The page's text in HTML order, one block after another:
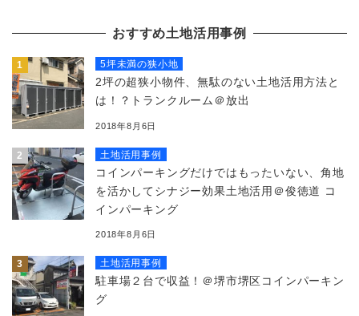
おすすめ土地活用事例
5坪未満の狭小地
2坪の超狭小物件、無駄のない土地活用方法と
は！？トランクルーム＠放出
2018年8月6日
土地活用事例
コインパーキングだけではもったいない、角地
を活かしてシナジー効果土地活用＠俊徳道 コ
インパーキング
2018年8月6日
土地活用事例
駐車場２台で収益！＠堺市堺区コインパーキン
グ